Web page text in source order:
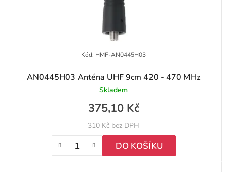
AN0445H03 Anténa UHF 9cm 420 - 470 MHz
Skladem
310 Kč bez DPH
375,10 Kč
DO KOŠÍKU
Kód: HMF-AN0445H03